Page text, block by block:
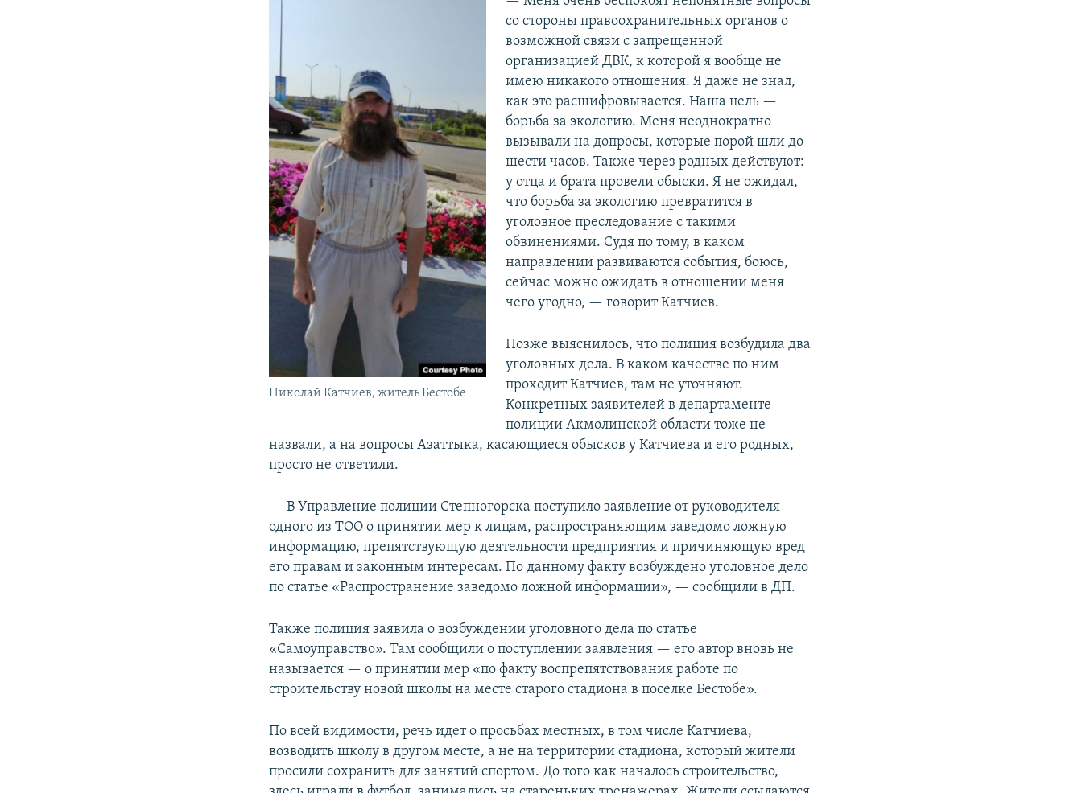
Николай Катчиев, житель Бестобе
со стороны правоохранительных органов о
возможной связи с запрещенной
организацией ДВК, к которой я вообще не
имею никакого отношения. Я даже не знал,
как это расшифровывается. Наша цель —
борьба за экологию. Меня неоднократно
вызывали на допросы, которые порой шли до
шести часов. Также через родных действуют:
у отца и брата провели обыски. Я не ожидал,
что борьба за экологию превратится в
уголовное преследование с такими
обвинениями. Судя по тому, в каком
направлении развиваются события, боюсь,
сейчас можно ожидать в отношении меня
чего угодно, — говорит Катчиев.
Позже выяснилось, что полиция возбудила два
уголовных дела. В каком качестве по ним
проходит Катчиев, там не уточняют.
Конкретных заявителей в департаменте
полиции Акмолинской области тоже не
назвали, а на вопросы Азаттыка, касающиеся обысков у Катчиева и его родных,
просто не ответили.
— В Управление полиции Степногорска поступило заявление от руководителя
одного из ТОО о принятии мер к лицам, распространяющим заведомо ложную
информацию, препятствующую деятельности предприятия и причиняющую вред
его правам и законным интересам. По данному факту возбуждено уголовное дело
по статье «Распространение заведомо ложной информации», — сообщили в ДП.
Также полиция заявила о возбуждении уголовного дела по статье
«Самоуправство». Там сообщили о поступлении заявления — его автор вновь не
называется — о принятии мер «по факту воспрепятствования работе по
строительству новой школы на месте старого стадиона в поселке Бестобе».
По всей видимости, речь идет о просьбах местных, в том числе Катчиева,
возводить школу в другом месте, а не на территории стадиона, который жители
просили сохранить для занятий спортом. До того как началось строительство,